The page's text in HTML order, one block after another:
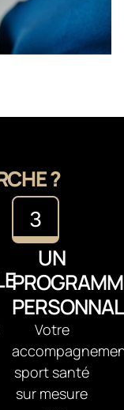
?
3
UN
Votre
sport santé
sur mesure